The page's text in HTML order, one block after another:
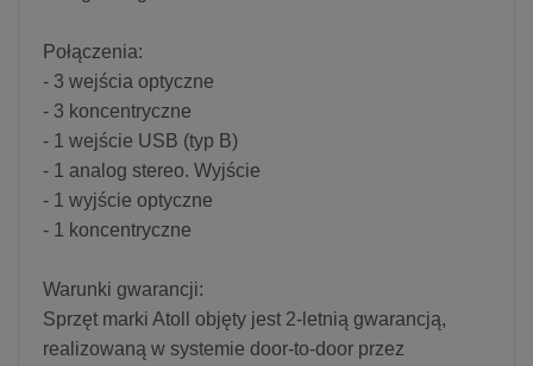
Połączenia:
- 3 wejścia optyczne
- 3 koncentryczne
- 1 wejście USB (typ B)
- 1 analog stereo. Wyjście
- 1 wyjście optyczne
- 1 koncentryczne
Warunki gwarancji:
Sprzęt marki Atoll objęty jest 2-letnią gwarancją,
realizowaną w systemie door-to-door przez